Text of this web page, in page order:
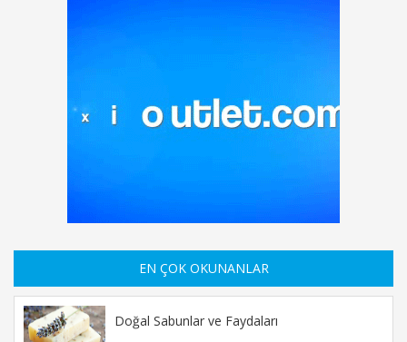
EN ÇOK OKUNANLAR
Doğal Sabunlar ve Faydaları